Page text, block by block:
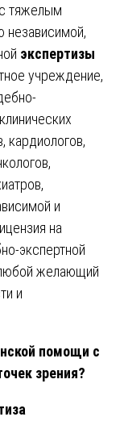
тяжелым
независимой,
экспертизы
учреждение,
кардиологов,
и
на
экспертной
желающий
и
помощи с
зрения?